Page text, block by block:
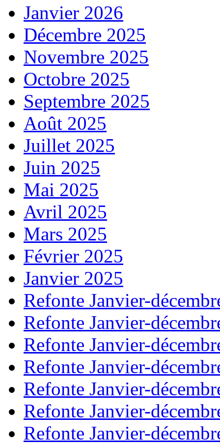
Janvier 2026
Décembre 2025
Novembre 2025
Octobre 2025
Septembre 2025
Août 2025
Juillet 2025
Juin 2025
Mai 2025
Avril 2025
Mars 2025
Février 2025
Janvier 2025
Refonte Janvier-
Refonte Janvier-
Refonte Janvier-
Refonte Janvier-
Refonte Janvier-
Refonte Janvier-
Refonte Janvier-